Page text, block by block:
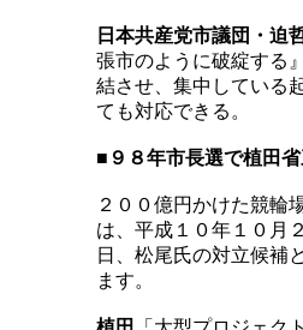
日本共産党市議団・迫
張市のように破綻する
結させ、集中している
ても対応できる。
■ ９８年市長選で植田
２００億円かけた競輪
は、平成１０年１０月
日、松尾氏の対立候補
ます。